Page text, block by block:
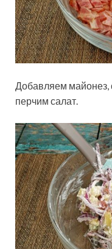
Добавляем майонез,
перчим салат.